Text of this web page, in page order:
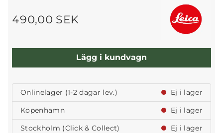
490,00 SEK
Lägg i kundvagn
Onlinelager (1-2 dagar lev.)
Ej i lager
Köpenhamn
Ej i lager
Stockholm (Click & Collect)
Ej i lager